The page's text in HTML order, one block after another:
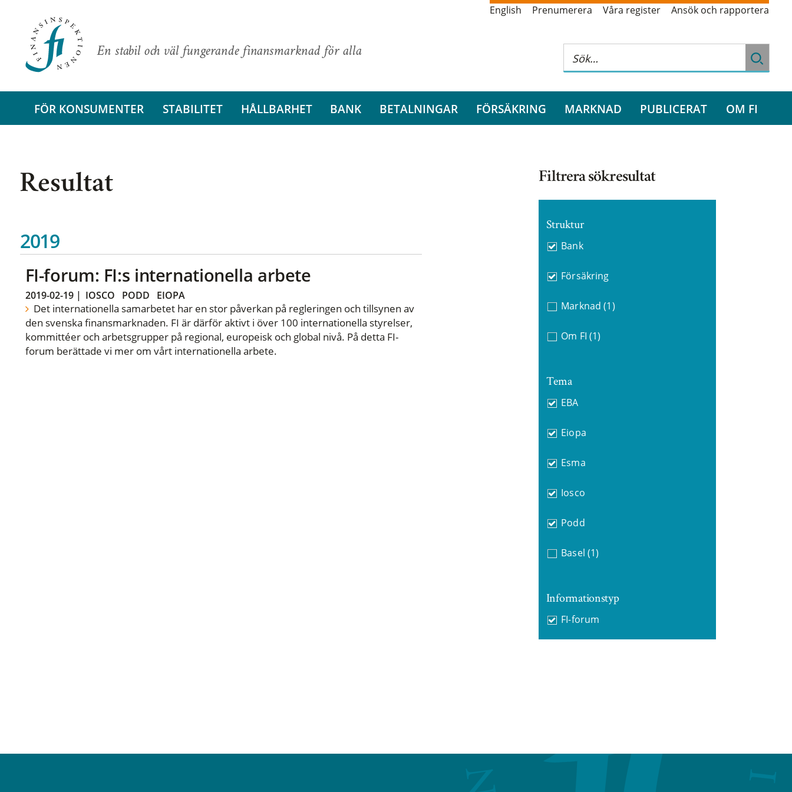
En stabil och väl fungerande finansmarknad för alla
English Prenumerera Våra register Ansök och rapportera
FÖR KONSUMENTER STABILITET HÅLLBARHET BANK BETALNINGAR FÖRSÄKRING MARKNAD PUBLICERAT OM FI
Resultat
2019
FI-forum: FI:s internationella arbete
2019-02-19| IOSCO PODD EIOPA
Det internationella samarbetet har en stor påverkan på regleringen och tillsynen av
den svenska finansmarknaden. FI är därför aktivt i över 100 internationella styrelser,
kommittéer och arbetsgrupper på regional, europeisk och global nivå. På detta FI-
forum berättade vi mer om vårt internationella arbete.
Filtrera sökresultat
Struktur
Bank
Försäkring
Marknad (1)
Om FI (1)
Tema
EBA
Eiopa
Esma
Iosco
Podd
Basel (1)
Informationstyp
FI-forum